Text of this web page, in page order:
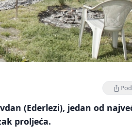
(Ederlezi), jedan od
proljeća.